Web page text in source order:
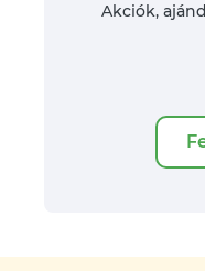
Akciók,